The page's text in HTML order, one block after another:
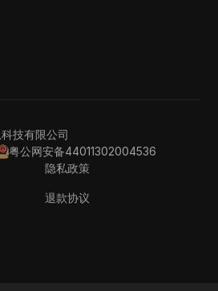
技有限公司
粤公网安备44011302004536
隐私政策
退款协议